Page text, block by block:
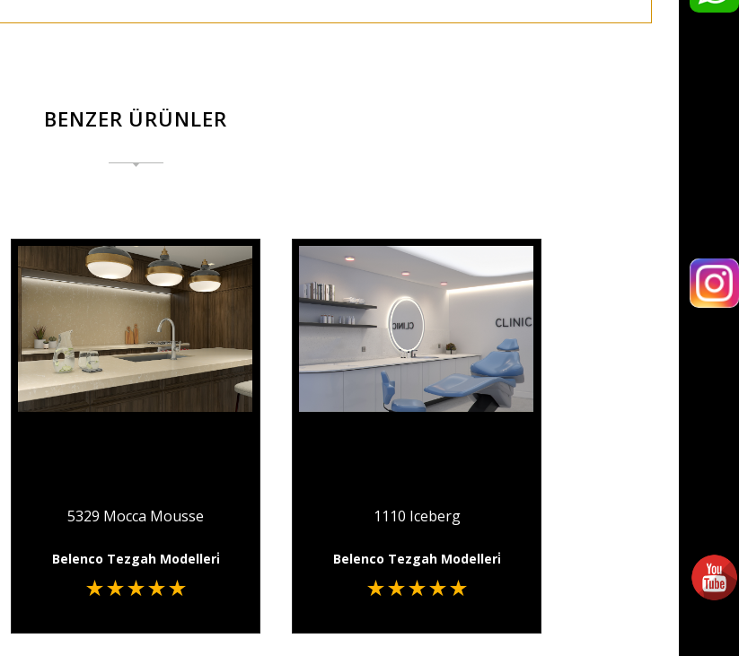
BENZER ÜRÜNLER
5329 Mocca Mousse
Belenco Tezgah Modelleri̇
★★★★★
1110 Iceberg
Belenco Tezgah Modelleri̇
★★★★★